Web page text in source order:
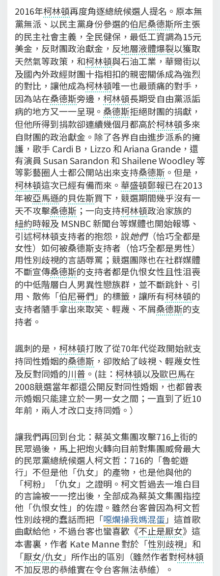
2016年柯林頓再度角逐總統候選人提名。原本無
黨無派、以民主黨身份參選的伯尼桑德斯所主張
的民主社會主義，全民健保，最低工資調為15元
美金，反財團政治獻金，反地層液體爆裂以獲取
天然氣等政策，和柯林頓與石油工業，華爾街以
及國內外政經財團十指相扣的親密關係成為強烈
的對比，讓他成為柯林頓唯一也最頭痛的對手，
因為站在桑德斯旁邊， 柯林頓長期受自由黨派詬
病的地方又一一呈現。 桑德斯拒絕財團的捐獻，
但他所得到捐款卻連續幾個月都高於柯林頓多來
自財團的政治獻金。除了各界自由進步派系的擁
護，歌手 Cardi B，Lizzo 和 Ariana Grande，還
有演員 Susan Sarandon 和 Shailene Woodley 等
等影藝圈人士都公開站出來支持桑德斯 。但是，
柯林頓這次已經有備而來。 華盛頓郵報已在2013
年被亞馬遜的貝佐斯買下，競選期間幾乎沒有一
天不攻擊桑德斯 ；一向支持柯林頓政治家族的
紐約時報及 MSNBC 新聞台等媒體也開始報導、
引述柯林頓支持者的抱怨，說她們（恰巧全都是
女性）如何被桑德斯支持者（恰巧全都是男性）
用性別歧視的言語辱罵；競選團隊也在社群媒體
不斷宣傳桑德斯的支持者都是仇恨女性且性沮喪
的中低階層白人男異性戀族群，並不斷跳針、引
用、散佈「伯尼哥們 」的標籤，讓所有柯林頓的
支持者隨手拿出來取笑、輕蔑、不屑桑德斯的支
持者。
諷刺的是， 柯林頓打敗了從70年代從政開始就支
持同性婚姻的桑德斯 ，卻敗給了岐視、輕蔑女性
及反對同婚的川普 。(註： 柯林頓以及歐巴馬在
2008競選當年都還公開反對同性婚姻，也都曾表
示婚姻只能建立於一男一女之間；一直到了近10
年前，兩人才改口支持同婚。）
讓我們再回到台北：蔡英文集團攻擊716上街的
民眾過後，馬上把炮火轉向目前對集團威脅最大
的民眾黨總統候選人柯文哲：716的「魯蛇遊
行」不但是他「仇女」的產物，也是他與他的
「柯粉」「仇女」之證明。柯文哲過去一堆白目
的言論被一一挖出後，全部成為蔡英文集團指控
他「仇恨女性」的佐證。雖然台客曾因為柯文哲
性別歧視的蠢話而把「噁爛操我媽混蛋 」這首歌
曲獻給他，不過台客也蠻喜歡《不止是厭女》這
本書裏，作者 Kate Manne 對於「性別歧視」和
「厭女/仇女 」所作出的區別（雖然作者對柯林頓
不加反思的恭維實在令台客無法恭維）。